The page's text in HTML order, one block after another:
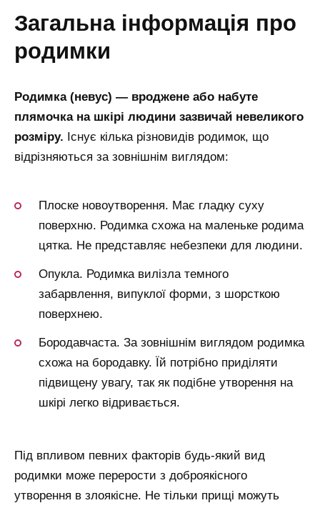
загальна інформація про
родимки
Родимка (невус) — вроджене або набуте
плямочка на шкірі людини зазвичай невеликого
розміру. Існує кілька різновидів родимок, що
відрізняються за зовнішнім виглядом:
Плоске новоутворення. Має гладку суху
поверхню. Родимка схожа на маленьке родима
цятка. Не представляє небезпеки для людини.
Опукла. Родимка вилізла темного
забарвлення, випуклої форми, з шорсткою
поверхнею.
Бородавчаста. За зовнішнім виглядом родимка
схожа на бородавку. Їй потрібно приділяти
підвищену увагу, так як подібне утворення на
шкірі легко відривається.
Під впливом певних факторів будь-який вид
родимки може перерости з доброякісного
утворення в злоякісне. Не тільки прищі можуть